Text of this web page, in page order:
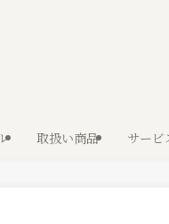
取扱い商品 サービ